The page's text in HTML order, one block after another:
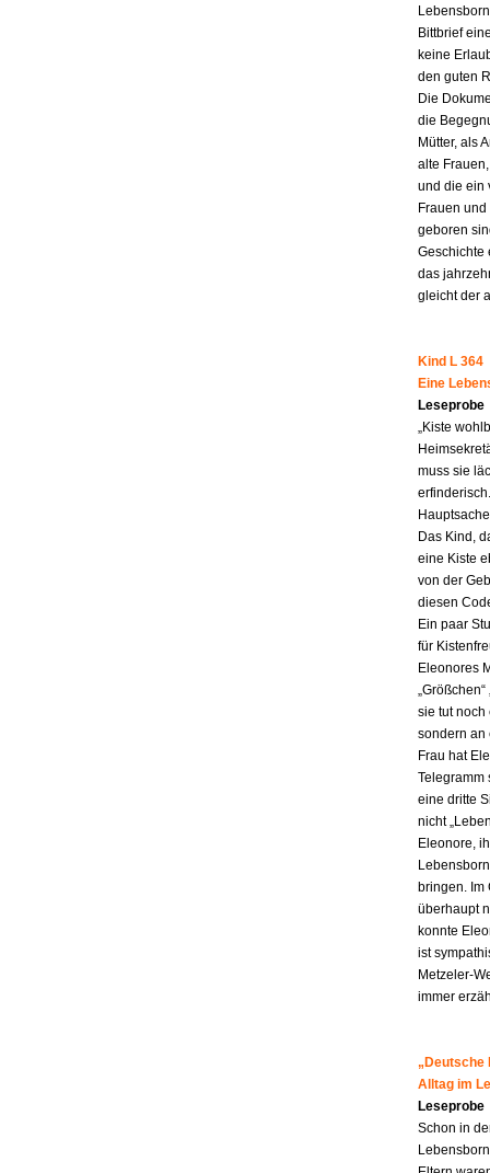
Bittbrief
keine
den guten
Die
die
Mütter, als
alte
und die ein
Frauen
geboren
Geschichte
das
gleicht der
Kind L 364
Eine
Leseprobe
„Kiste
muss sie
Das Kind,
eine Kiste
von der
diesen
Ein paar
für
Eleonores
sie tut noch
sondern an
Frau hat
Telegramm
eine dritte
nicht
Eleonore,
bringen. Im
überhaupt
konnte
ist
Metzeler-
immer
„Deutsche
Alltag im
Leseprobe
Schon in